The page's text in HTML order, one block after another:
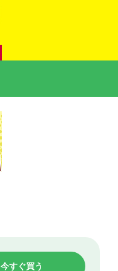
今すぐ買う